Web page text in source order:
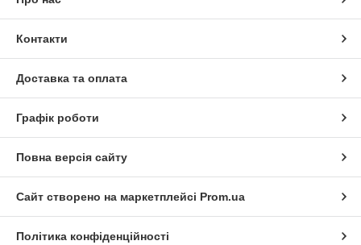
Контакти
Доставка та оплата
Графік роботи
Повна версія сайту
Сайт створено на маркетплейсі Prom.ua
Політика конфіденційності